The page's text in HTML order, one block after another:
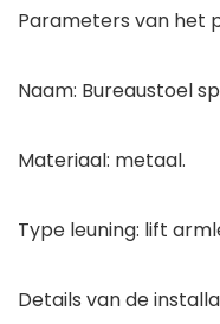
Parameters van het
Naam: Bureaustoel
Materiaal: metaal.
Type leuning: lift
Details van de